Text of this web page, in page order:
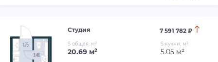
Студия 7 591 782 ₽
S общая, м²
20.69 м²
S кухни, м²
5.05 м²